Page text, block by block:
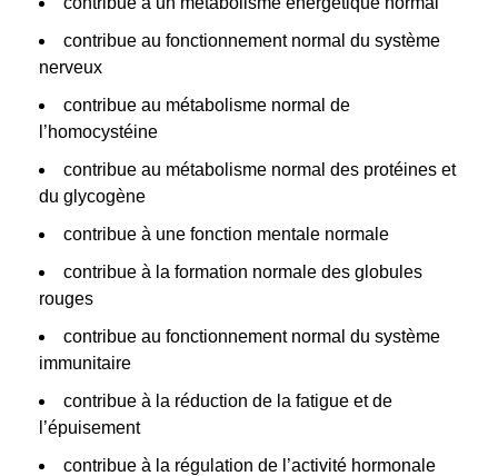
contribue au fonctionnement normal du système
nerveux
contribue au métabolisme normal de
l’homocystéine
contribue au métabolisme normal des protéines et
du glycogène
contribue à une fonction mentale normale
contribue à la formation normale des globules
rouges
contribue au fonctionnement normal du système
immunitaire
contribue à la réduction de la fatigue et de
l’épuisement
contribue à la régulation de l’activité hormonale